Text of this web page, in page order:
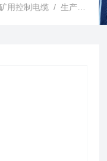
用控制电缆 / 生产基地齐全国标MKVV矿用控制电缆